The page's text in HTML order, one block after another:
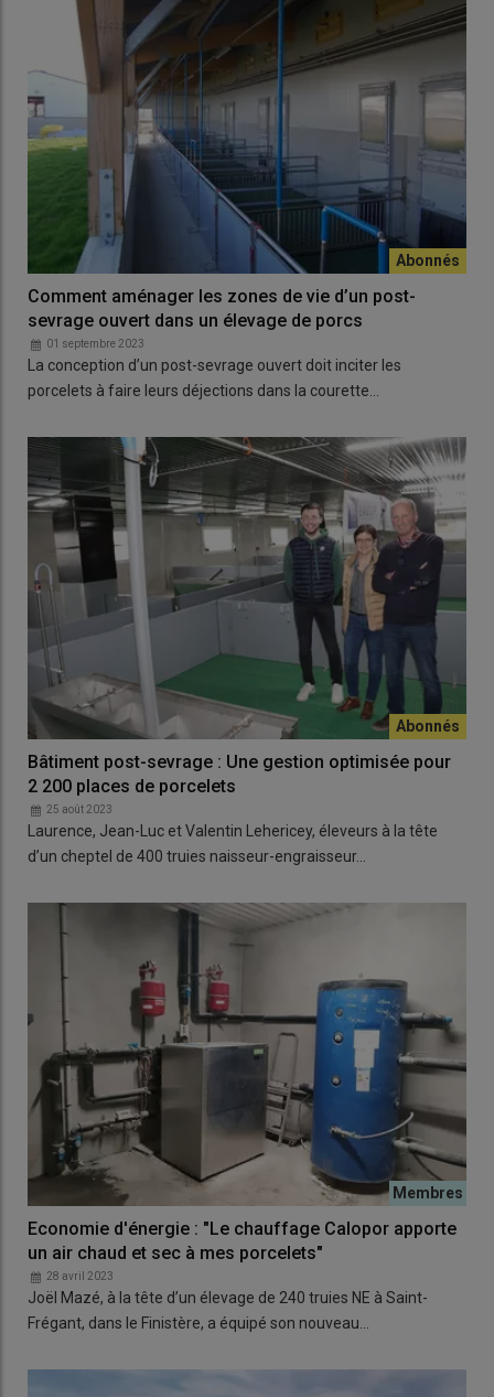
Comment aménager les zones de vie d’un post-
sevrage ouvert dans un élevage de porcs
01 septembre 2023
La conception d’un post-sevrage ouvert doit inciter les
porcelets à faire leurs déjections dans la courette…
Bâtiment post-sevrage : Une gestion optimisée pour
2 200 places de porcelets
25 août 2023
Laurence, Jean-Luc et Valentin Lehericey, éleveurs à la tête
d’un cheptel de 400 truies naisseur-engraisseur…
Economie d'énergie : "Le chauffage Calopor apporte
un air chaud et sec à mes porcelets"
28 avril 2023
Joël Mazé, à la tête d’un élevage de 240 truies NE à Saint-
Frégant, dans le Finistère, a équipé son nouveau…